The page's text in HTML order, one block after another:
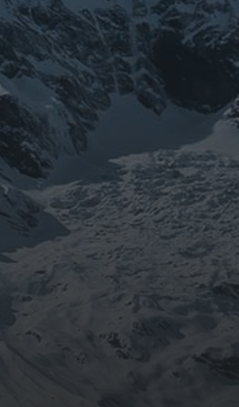
LINKS
Int. Chorleiterverband ICV
Massage Zarda
META
Anmelden
Eintrags-Feed
Kommentar-Feed
WordPress.org